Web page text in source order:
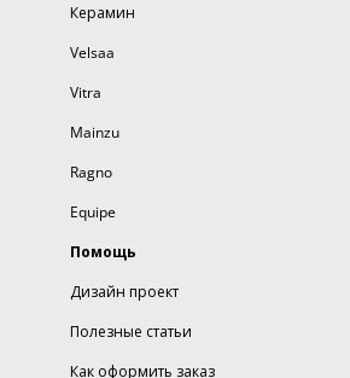
Керамин
Velsaa
Vitra
Mainzu
Ragno
Equipe
Помощь
Дизайн проект
Полезные статьи
Как оформить заказ